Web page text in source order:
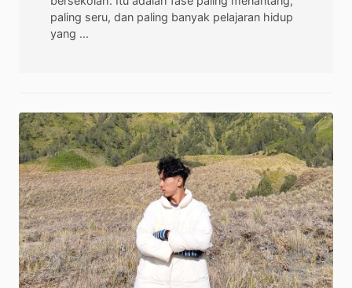
paling seru, dan paling banyak pelajaran hidup
yang ...